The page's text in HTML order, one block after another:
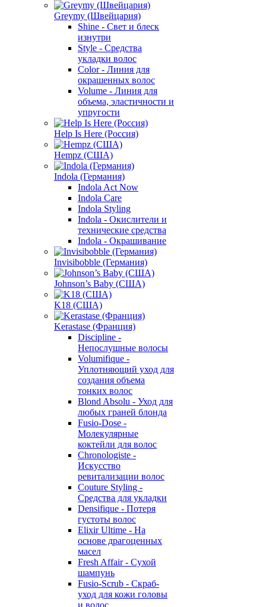
Greymy (Швейцария)
Shine - Свет и блеск
изнутри
Style - Средства
укладки волос
Color - Линия для
окрашенных волос
Volume - Линия для
объема, эластичности и
упругости
Help Is Here (Россия)
Hempz (США)
Indola (Германия)
Indola Act Now
Indola Care
Indola Styling
Indola - Окислители и
технические средства
Indola - Окрашивание
Invisibobble (Германия)
Johnson’s Baby (США)
K18 (США)
Kerastase (Франция)
Discipline -
Непослушные волосы
Volumifique -
Уплотняющий уход для
создания объема
тонких волос
Blond Absolu - Уход для
любых граней блонда
Fusio-Dose -
Молекулярные
коктейли для волос
Chronologiste -
Искусство
ревитализации волос
Couture Styling -
Средства для укладки
Densifique - Потеря
густоты волос
Elixir Ultime - На
основе драгоценных
масел
Fresh Affair - Сухой
шампунь
Fusio-Scrub - Скраб-
уход для кожи головы
и волос